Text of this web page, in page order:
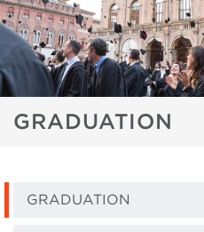
GRADUATION
GRADUATION